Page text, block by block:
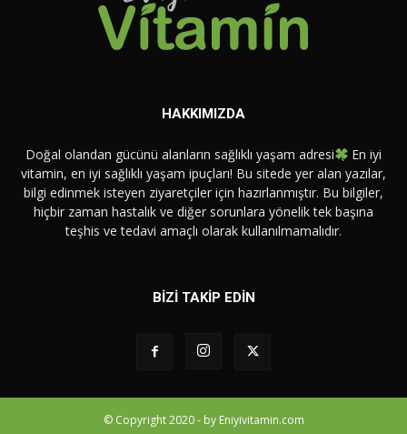
HAKKIMIZDA
Doğal olandan gücünü alanların sağlıklı yaşam adresi
En iyi
vitamin, en iyi sağlıklı yaşam ipuçları! Bu sitede yer alan yazılar,
bilgi edinmek isteyen ziyaretçiler için hazırlanmıştır. Bu bilgiler,
hiçbir zaman hastalık ve diğer sorunlara yönelik tek başına
teşhis ve tedavi amaçlı olarak kullanılmamalıdır.
BİZİ TAKİP EDİN
© Copyright 2020 - by Eniyivitamin.com